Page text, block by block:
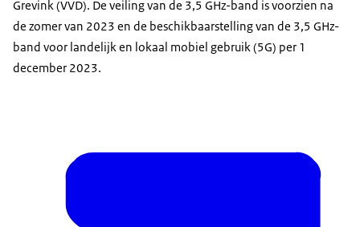
Grevink (VVD). De veiling van de 3,5 GHz-band is voorzien na
de zomer van 2023 en de beschikbaarstelling van de 3,5 GHz-
band voor landelijk en lokaal mobiel gebruik (5G) per 1
december 2023.